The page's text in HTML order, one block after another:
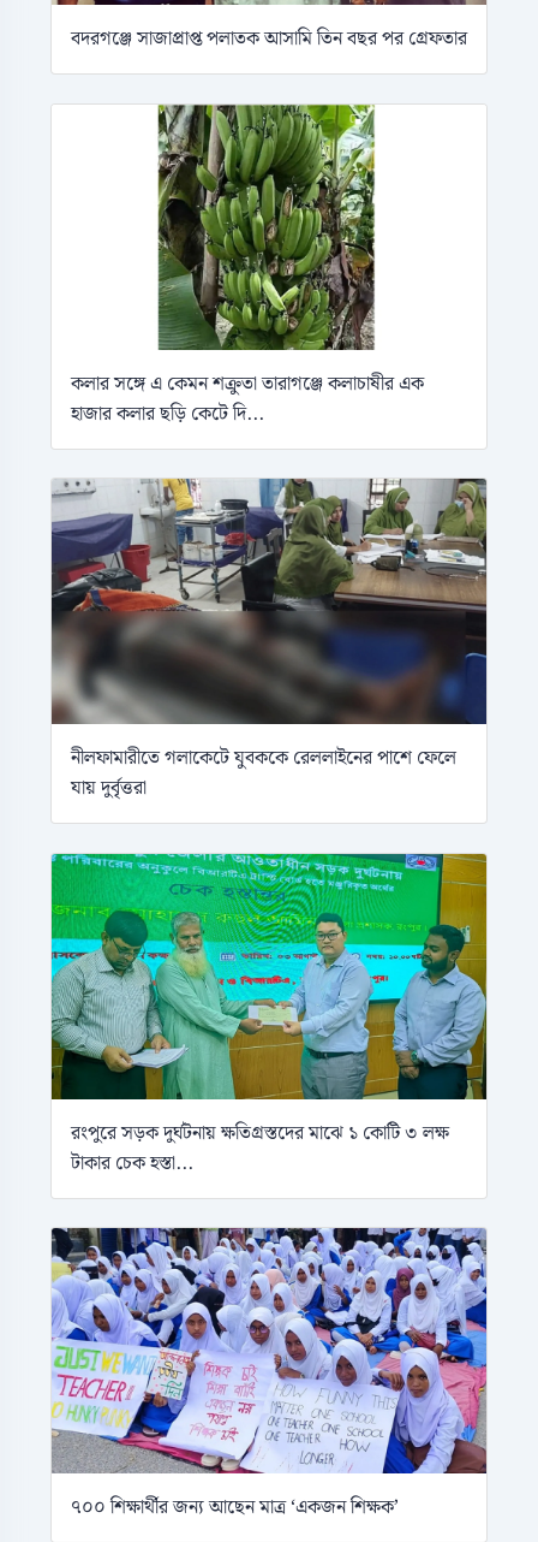
বদরগঞ্জে সাজাপ্রাপ্ত পলাতক আসামি তিন বছর পর গ্রেফতার
কলার সঙ্গে এ কেমন শক্রুতা তারাগঞ্জে কলাচাষীর এক
হাজার কলার ছড়ি কেটে দি...
নীলফামারীতে গলাকেটে যুবককে রেললাইনের পাশে ফেলে
যায় দুর্বৃত্তরা
রংপুরে সড়ক দুর্ঘটনায় ক্ষতিগ্রস্তদের মাঝে ১ কোটি ৩ লক্ষ
টাকার চেক হস্তা...
৭০০ শিক্ষার্থীর জন্য আছেন মাত্র ‘একজন শিক্ষক’